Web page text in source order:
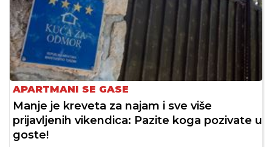
APARTMANI SE GASE
Manje je kreveta za najam i sve više
prijavljenih vikendica: Pazite koga pozivate u
goste!